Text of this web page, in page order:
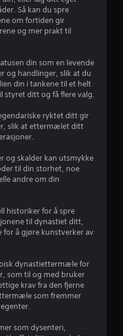
g
4
.
2
7
s
j
e
r
n
Så kan du spre
om fortiden gir
og mer prakt til
din som en levende
og handlinger, slik at du
din i tankene til et helt
ditt og få flere valg.
ryktet ditt gir
slik at ettermælet ditt
og skalder kan utsmykke
til din storhet, noe
andre om din
historiker for å spre
til dynastiet ditt,
å gjøre kunstverker av
dynastiettermæle for
som til og med bruker
krav fra den fjerne
som fremmer
som dysenteri,